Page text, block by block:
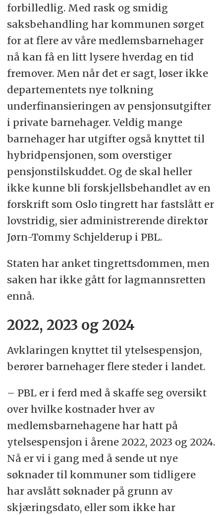
forbilledlig. Med rask og smidig
saksbehandling har kommunen sørget
for at flere av våre medlemsbarnehager
nå kan få en litt lysere hverdag en tid
fremover. Men når det er sagt, løser ikke
departementets nye tolkning
underfinansieringen av pensjonsutgifter
i private barnehager. Veldig mange
barnehager har utgifter også knyttet til
hybridpensjonen, som overstiger
pensjonstilskuddet. Og de skal heller
ikke kunne bli forskjellsbehandlet av en
forskrift som Oslo tingrett har fastslått er
lovstridig, sier administrerende direktør
Jørn-Tommy Schjelderup i PBL.
Staten har anket tingrettsdommen, men
saken har ikke gått for lagmannsretten
ennå.
2022, 2023 og 2024
Avklaringen knyttet til ytelsespensjon,
berører barnehager flere steder i landet.
– PBL er i ferd med å skaffe seg oversikt
over hvilke kostnader hver av
medlemsbarnehagene har hatt på
ytelsespensjon i årene 2022, 2023 og 2024.
Nå er vi i gang med å sende ut nye
søknader til kommuner som tidligere
har avslått søknader på grunn av
skjæringsdato, eller som ikke har